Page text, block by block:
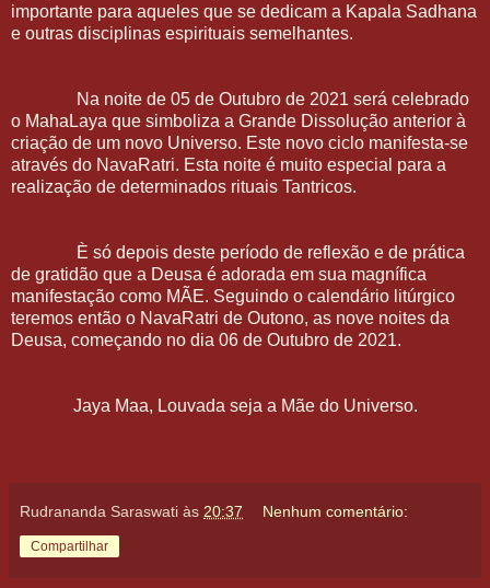
importante para aqueles que se dedicam a Kapala Sadhana
e outras disciplinas espirituais semelhantes.
Na noite de 05 de Outubro de 2021 será celebrado
o MahaLaya que simboliza a Grande Dissolução anterior à
criação de um novo Universo. Este novo ciclo manifesta-se
através do NavaRatri. Esta noite é muito especial para a
realização de determinados rituais Tantricos.
È só depois deste período de reflexão e de prática
de gratidão que a Deusa é adorada em sua magnífica
manifestação como MÃE. Seguindo o calendário litúrgico
teremos então o NavaRatri de Outono, as nove noites da
Deusa, começando no dia 06 de Outubro de 2021.
Jaya Maa, Louvada seja a Mãe do Universo.
Rudrananda Saraswati às 20:37 Nenhum comentário:
Compartilhar